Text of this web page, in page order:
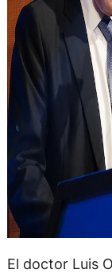
El doctor Luis